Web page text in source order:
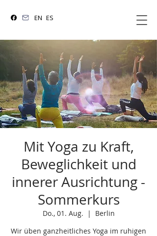
ES
EN
Mit Yoga zu Kraft,
Beweglichkeit und
innerer Ausrichtung -
Sommerkurs
Do., 01. Aug.
  |
Berlin
Wir üben ganzheitliches Yoga im ruhigen